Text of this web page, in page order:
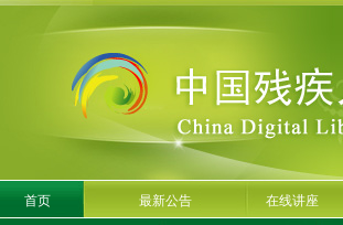
首页 最新公告 在线讲座